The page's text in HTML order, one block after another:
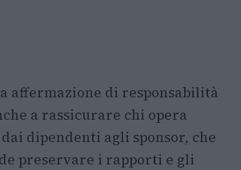
affermazione di responsabilità
a rassicurare chi opera
dipendenti agli sponsor, che
preservare i rapporti e gli